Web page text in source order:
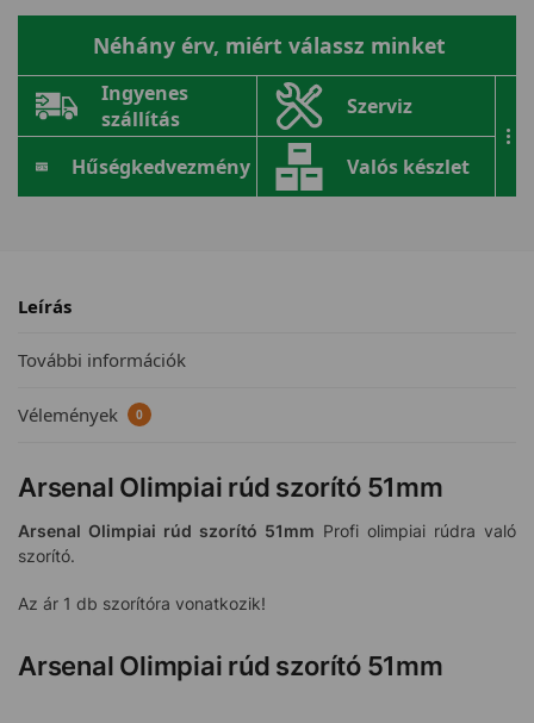
Néhány érv, miért válassz minket
Ingyenes
szállítás
Szerviz
Hűségkedvezmény Valós készlet
...
Leírás
További információk
Vélemények 0
Arsenal Olimpiai rúd szorító 51mm
Arsenal Olimpiai rúd szorító 51mm Profi olimpiai rúdra való
szorító.
Az ár 1 db szorítóra vonatkozik!
Arsenal Olimpiai rúd szorító 51mm